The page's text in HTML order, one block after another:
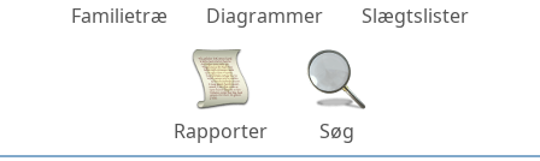
Familietræ Diagrammer Slægtslister
Rapporter Søg